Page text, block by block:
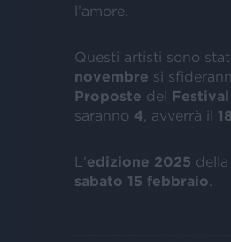
l’amore.
Questi artisti sono
novembre si
Proposte del Festival
saranno 4 avverrà il
L'edizione 2025
sabato 15 febbraio